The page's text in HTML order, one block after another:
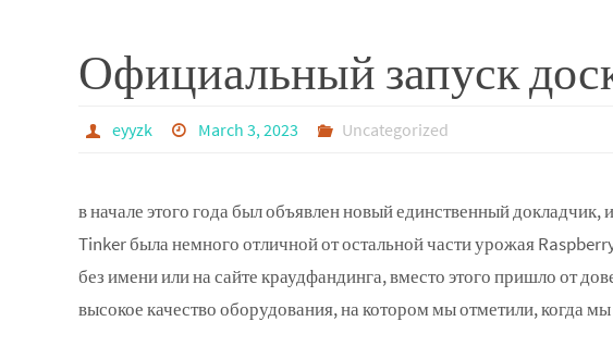
Официальный запуск
eyyzk March 3, 2023 Uncategorized
в начале этого года был объявлен новый единственный
Tinker была немного отличной от остальной части урожая
без имени или на сайте краудфандинга, вместо этого пришло от
высокое качество оборудования, на котором мы отметили, когда